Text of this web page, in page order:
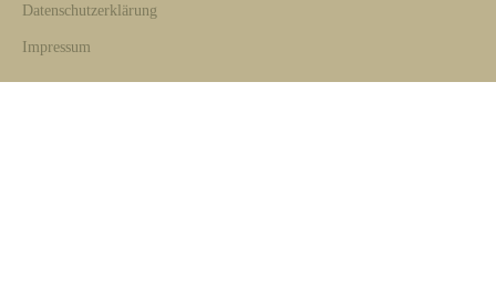
Datenschutzerklärung
Impressum